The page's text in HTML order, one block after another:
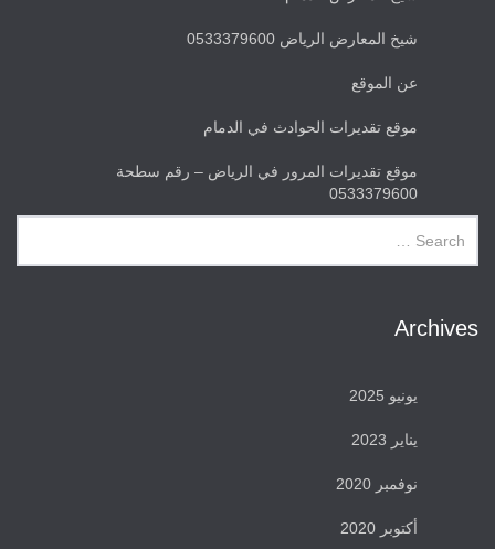
شيخ المعارض الرياض 0533379600
عن الموقع
موقع تقديرات الحوادث في الدمام
موقع تقديرات المرور في الرياض – رقم سطحة
0533379600
Archives
يونيو 2025
يناير 2023
نوفمبر 2020
أكتوبر 2020